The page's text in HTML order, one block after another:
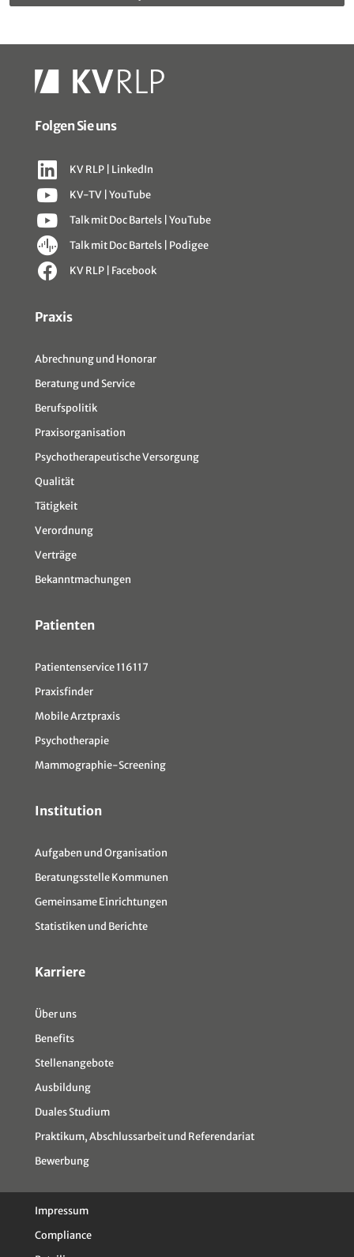
Sitemap
Praxis
Abrechnung und Honorar
Beratung und Service
Berufspolitik
Praxisorganisation
Psychotherapeutische Versorgung
Qualität
Tätigkeit
Verordnung
Verträge
Bekanntmachungen
Patienten
Patientenservice 116117
Praxisfinder
Mobile Arztpraxis
Psychotherapie
Mammographie-Screening
Institution
Aufgaben und Organisation
Beratungsstelle Kommunen
Gemeinsame Einrichtungen
Statistiken und Berichte
Karriere
Über uns
Benefits
Stellenangebote
Ausbildung
Duales Studium
Praktikum, Abschlussarbeit und Referendariat
Bewerbung
Folgen Sie uns
KV RLP | LinkedIn
KV-TV | YouTube
Talk mit Doc Bartels | YouTube
Talk mit Doc Bartels | Podigee
KV RLP | Facebook
Impressum
Compliance